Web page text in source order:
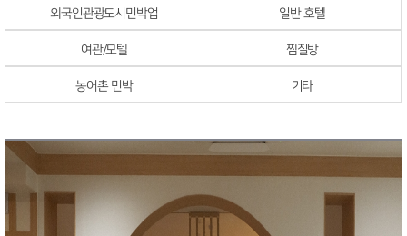
외국인관광도시민박업 일반 호텔
여관/모텔 찜질방
농어촌 민박 기타